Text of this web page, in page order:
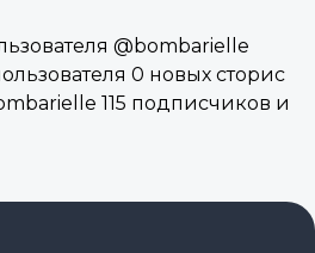
@bombarielle
0 новых сторис
115 подписчиков и